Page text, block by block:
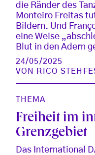
die Ränder des
Monteiro Freitas
Bildern. Und
eine Weise
Blut in den Adern
24/05/2025
VON
RICO
THEMA
Freiheit im
Grenzgebiet
Das International